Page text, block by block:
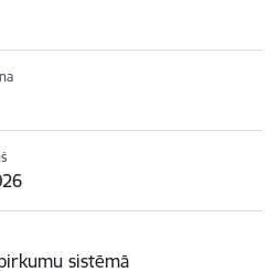
sistēmā